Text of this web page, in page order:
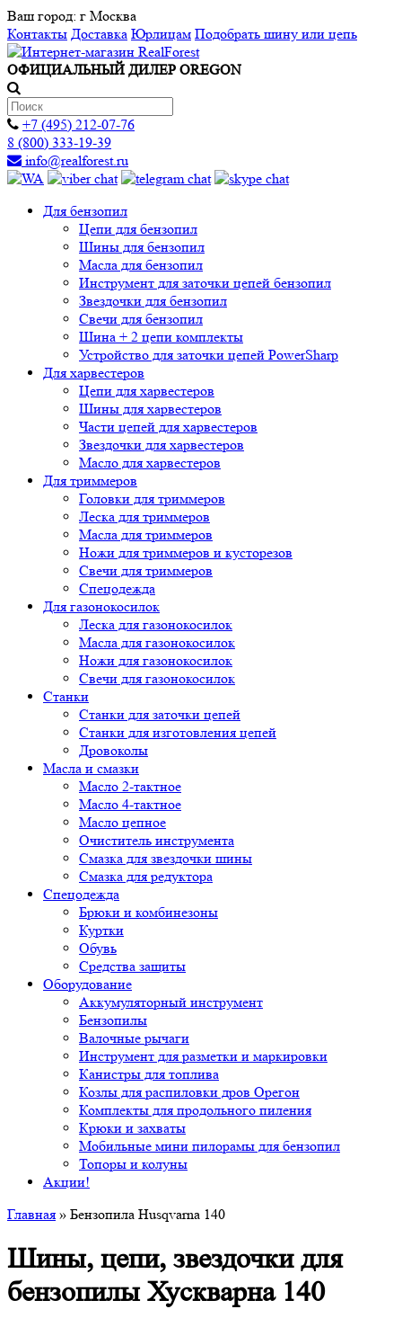
Ваш город: г Москва
Контакты Доставка Юрлицам Подобрать шину или цепь
ОФИЦИАЛЬНЫЙ ДИЛЕР OREGON
+7 (495) 212-07-76
8 (800) 333-19-39
info@realforest.ru
Для бензопил
Цепи для бензопил
Шины для бензопил
Масла для бензопил
Инструмент для заточки цепей бензопил
Звездочки для бензопил
Свечи для бензопил
Шина + 2 цепи комплекты
Устройство для заточки цепей PowerSharp
Для харвестеров
Цепи для харвестеров
Шины для харвестеров
Части цепей для харвестеров
Звездочки для харвестеров
Масло для харвестеров
Для триммеров
Головки для триммеров
Леска для триммеров
Масла для триммеров
Ножи для триммеров и кусторезов
Свечи для триммеров
Спецодежда
Для газонокосилок
Леска для газонокосилок
Масла для газонокосилок
Ножи для газонокосилок
Свечи для газонокосилок
Станки
Cтанки для заточки цепей
Станки для изготовления цепей
Дровоколы
Масла и смазки
Масло 2-тактное
Масло 4-тактное
Масло цепное
Очиститель инструмента
Смазка для звездочки шины
Смазка для редуктора
Спецодежда
Брюки и комбинезоны
Куртки
Обувь
Средства защиты
Оборудование
Аккумуляторный инструмент
Бензопилы
Валочные рычаги
Инструмент для разметки и маркировки
Канистры для топлива
Козлы для распиловки дров Орегон
Комплекты для продольного пиления
Крюки и захваты
Мобильные мини пилорамы для бензопил
Топоры и колуны
Акции!
Главная » Бензопила Husqvarna 140
Шины, цепи, звездочки для
бензопилы Хускварна 140